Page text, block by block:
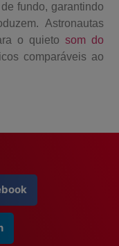
fundo, garantindo
Astronautas
o quieto som do
comparáveis ao